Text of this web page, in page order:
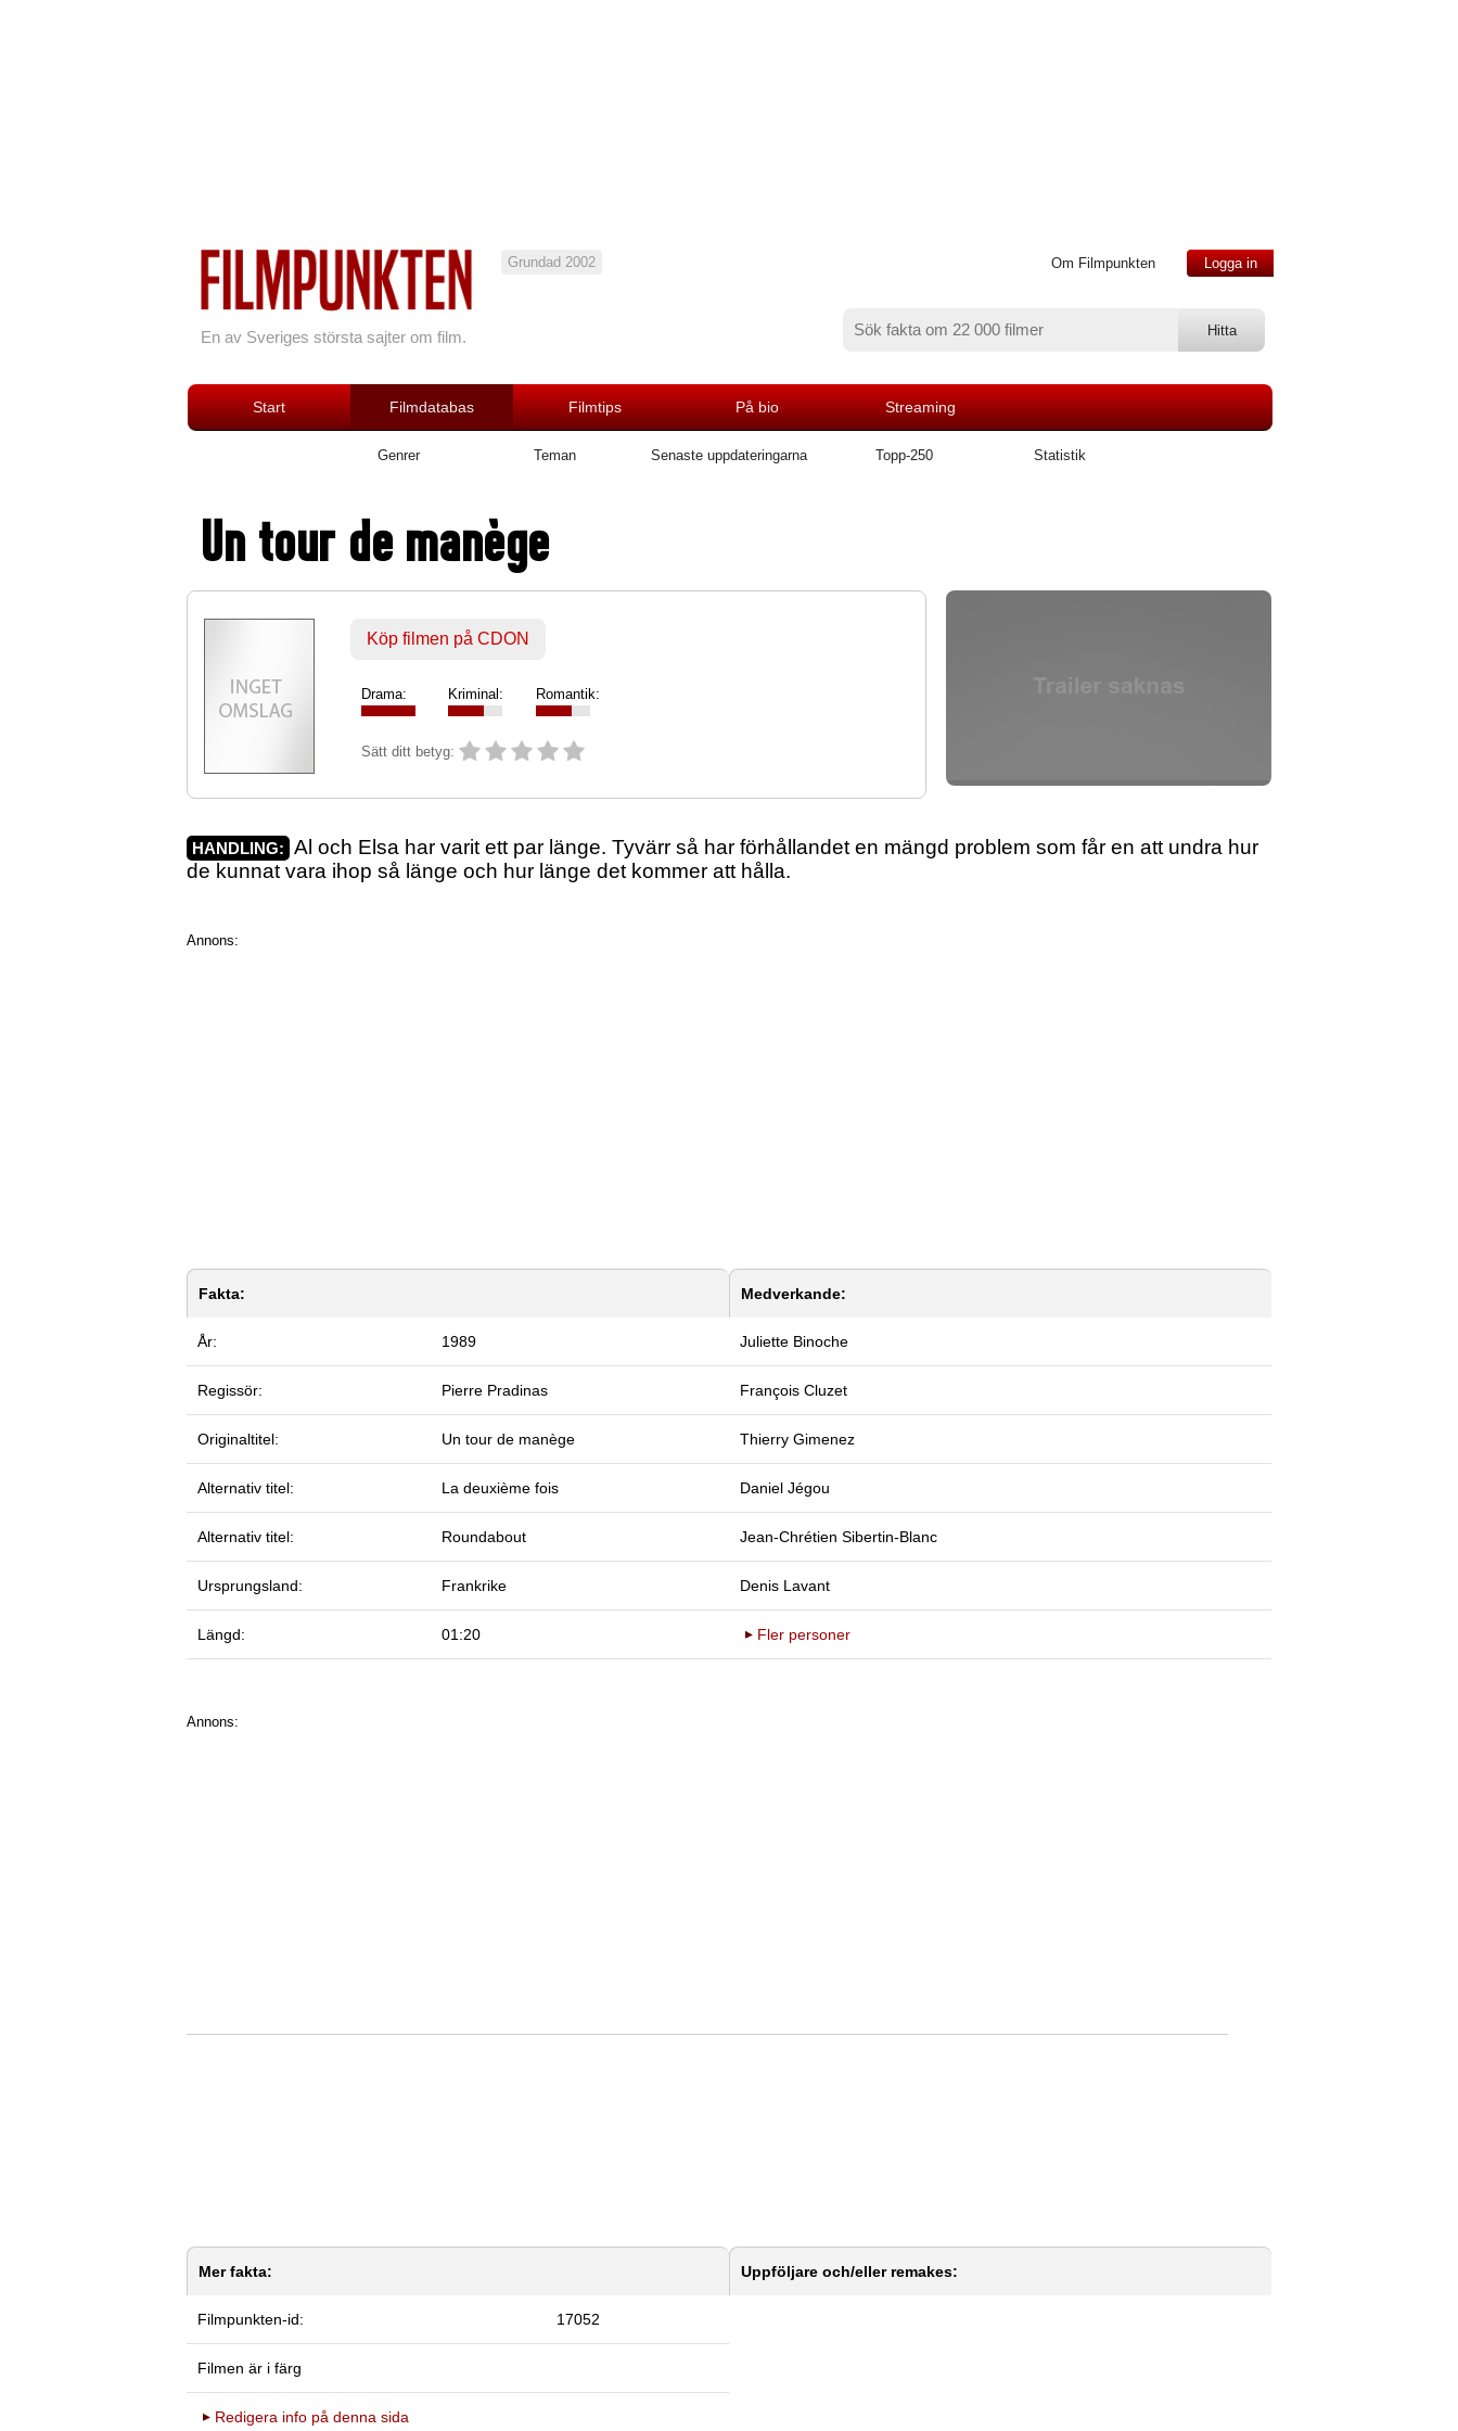
En av Sveriges största sajter om film.
Grundad 2002 Om Filmpunkten Logga in
Start Filmdatabas Filmtips På bio Streaming
Genrer Teman Senaste uppdateringarna Topp-250 Statistik
Un tour de manège
Köp filmen på CDON
Drama: Kriminal: Romantik:
Sätt ditt betyg:
HANDLING: Al och Elsa har varit ett par länge. Tyvärr så har förhållandet en mängd problem som får en att undra hur
de kunnat vara ihop så länge och hur länge det kommer att hålla.
Annons:
Fakta:
År: 1989
Regissör: Pierre Pradinas
Originaltitel: Un tour de manège
Alternativ titel: La deuxième fois
Alternativ titel: Roundabout
Ursprungsland: Frankrike
Längd: 01:20
Medverkande:
Juliette Binoche
François Cluzet
Thierry Gimenez
Daniel Jégou
Jean-Chrétien Sibertin-Blanc
Denis Lavant
Fler personer
Annons:
Mer fakta:
Filmpunkten-id: 17052
Filmen är i färg
Redigera info på denna sida
Uppföljare och/eller remakes: